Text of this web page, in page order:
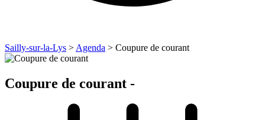
Sailly-sur-la-Lys > Agenda > Coupure de courant
Coupure de courant -